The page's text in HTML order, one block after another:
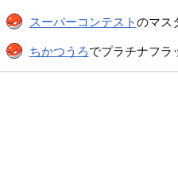
スーパーコンテストのマス
ちかつうろでプラチナフラ